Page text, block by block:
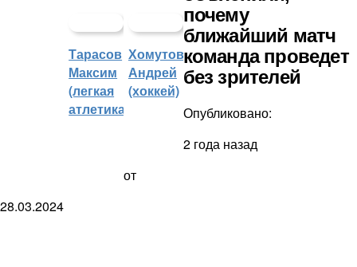
Тарасов
Максим
(легкая
атлетика)
Хомутов
Андрей
(хоккей)
почему
ближайший матч
команда проведет
без зрителей
Опубликовано:
2 года назад
от
28.03.2024